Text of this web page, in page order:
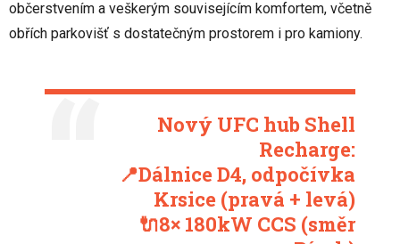
občerstvením a veškerým souvisejícím komfortem, včetně
obřích parkovišť s dostatečným prostorem i pro kamiony.
Nový UFC hub Shell
Recharge:
📍Dálnice D4, odpočívka
Krsice (pravá + levá)
🔌8× 180kW CCS (směr